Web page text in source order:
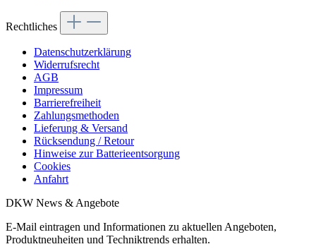
Rechtliches
Datenschutzerklärung
Widerrufsrecht
AGB
Impressum
Barrierefreiheit
Zahlungsmethoden
Lieferung & Versand
Rücksendung / Retour
Hinweise zur Batterieentsorgung
Cookies
Anfahrt
DKW News & Angebote
E-Mail eintragen und Informationen zu aktuellen Angeboten,
Produktneuheiten und Techniktrends erhalten.